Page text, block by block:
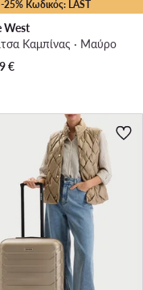
25% Κωδικός: LAST
West
Καμπίνας · Μαύρο
€